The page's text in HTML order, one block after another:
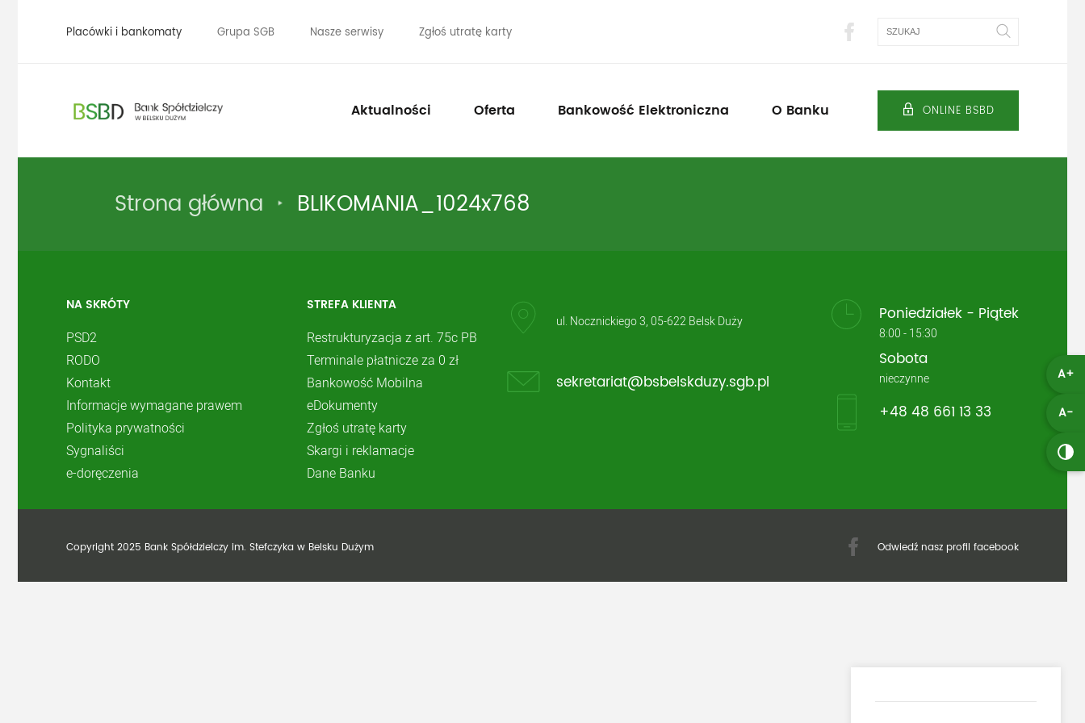
A+
A-
Placówki i bankomaty Grupa SGB Nasze serwisy Zgłoś utratę karty Szukaj
Aktualności Oferta Bankowość Elektroniczna O Banku ONLINE BSBD
Strona główna BLIKOMANIA_1024x768
NA SKRÓTY
PSD2
RODO
Kontakt
Informacje wymagane prawem
Polityka prywatności
Sygnaliści
e-doręczenia
STREFA KLIENTA
Restrukturyzacja z art. 75c PB
Terminale płatnicze za 0 zł
Bankowość Mobilna
eDokumenty
Zgłoś utratę karty
Skargi i reklamacje
Dane Banku
ul. Nocznickiego 3, 05-622 Belsk Duży
sekretariat@bsbelskduzy.sgb.pl
Poniedziałek - Piątek
8:00 - 15:30
Sobota
nieczynne
+48 48 661 13 33
Copyright 2025 Bank Spółdzielczy im. Stefczyka w Belsku Dużym Odwiedź nasz profil facebook